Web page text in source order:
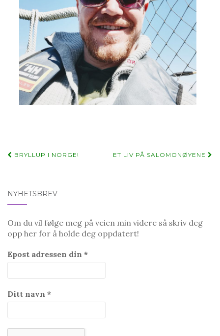
Post
BRYLLUP I NORGE! ET LIV PÅ SALOMONØYENE
NYHETSBREV
Om du vil følge meg på veien min videre så skriv deg
opp her for å holde deg oppdatert!
Epost adressen din *
Ditt navn *